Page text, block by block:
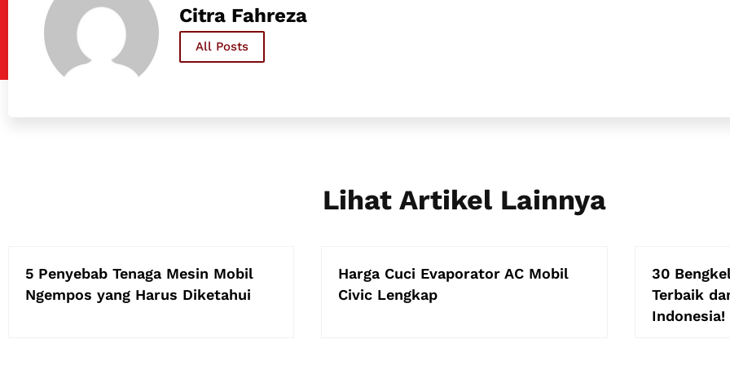
Citra Fahreza
All Posts
Lihat Artikel Lainnya
5 Penyebab Tenaga Mesin Mobil
Ngempos yang Harus Diketahui
Harga Cuci Evaporator AC Mobil
Civic Lengkap
30
Terbaik
Indonesia!